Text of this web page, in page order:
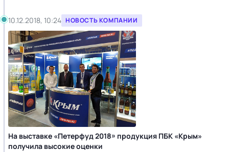
10.12.2018, 10:24 НОВОСТЬ КОМПАНИИ
На выставке «Петерфуд 2018» продукция ПБК «Крым»
получила высокие оценки